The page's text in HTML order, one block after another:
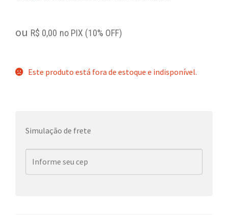
ou R$ 0,00 no PIX (10% OFF)
Este produto está fora de estoque e indisponível.
Simulação de frete